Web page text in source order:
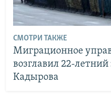
СМОТРИ ТАКЖЕ
Миграционное
возглавил 22-летний
Кадырова